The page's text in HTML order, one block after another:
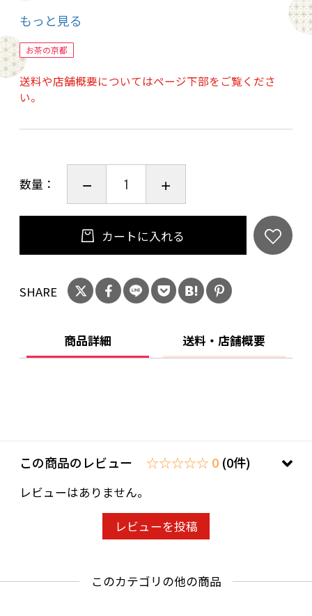
〈セット内容〉
○鹿肉ジャーキー（原材料）鹿肉（内容量）
25g×2袋（賞味期限）製造日から1年間（保存
方法）冷暗所にて保管
○鹿肉の炊いたん（原材料）鹿肉（内容量）
法）冷暗所にて保管
限）製造日から1年間（保存方法）冷暗所にて保
管
もっと見る
お茶の京都
送料や店舗概要についてはページ下部をご覧くださ
い。
数量：
カートに入れる
SHARE
商品詳細 送料・店舗概要
この商品のレビュー ☆☆☆☆☆ 0 (0件)
レビューはありません。
レビューを投稿
このカテゴリの他の商品